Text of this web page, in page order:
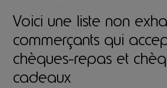
Voici une liste non
commerçants qui
chèques-repas et
cadeaux